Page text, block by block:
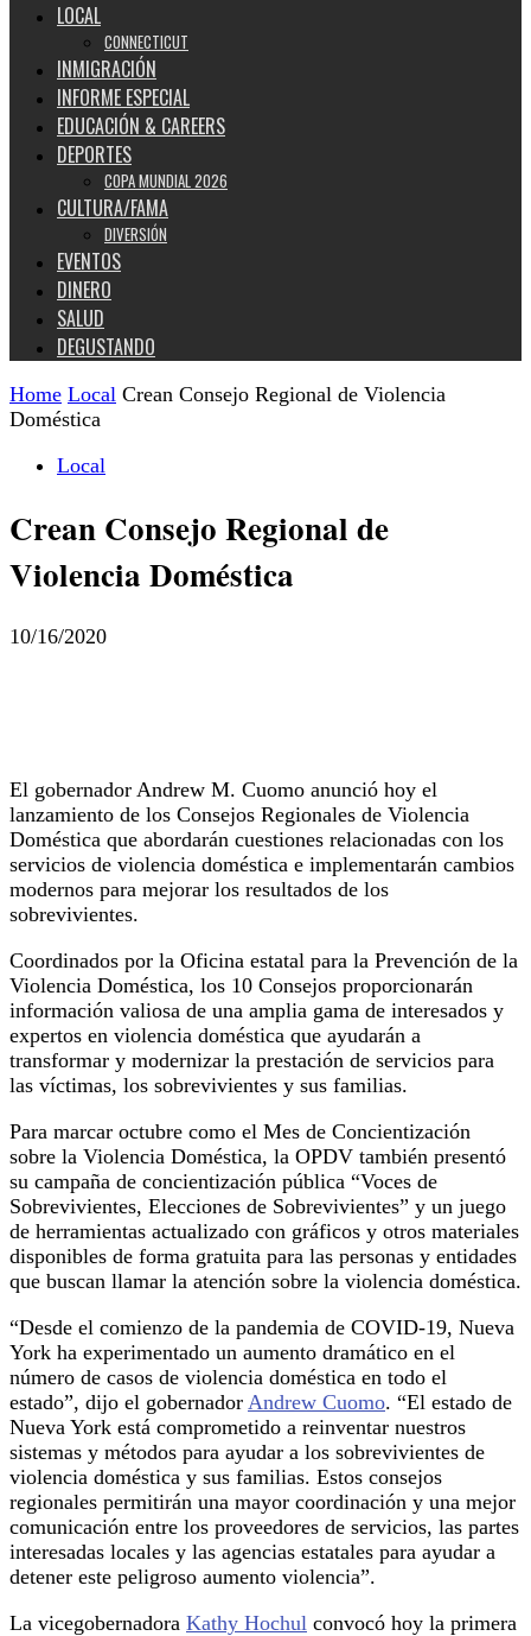
LOCAL
CONNECTICUT
INMIGRACIÓN
INFORME ESPECIAL
EDUCACIÓN & CAREERS
DEPORTES
COPA MUNDIAL 2026
CULTURA/FAMA
DIVERSIÓN
EVENTOS
DINERO
SALUD
DEGUSTANDO
Home Local Crean Consejo Regional de Violencia
Doméstica
Local
Crean Consejo Regional de
Violencia Doméstica
10/16/2020
El gobernador Andrew M. Cuomo anunció hoy el
lanzamiento de los Consejos Regionales de Violencia
Doméstica que abordarán cuestiones relacionadas con los
servicios de violencia doméstica e implementarán cambios
modernos para mejorar los resultados de los
sobrevivientes.
Coordinados por la Oficina estatal para la Prevención de la
Violencia Doméstica, los 10 Consejos proporcionarán
información valiosa de una amplia gama de interesados ​​y
expertos en violencia doméstica que ayudarán a
transformar y modernizar la prestación de servicios para
las víctimas, los sobrevivientes y sus familias.
Para marcar octubre como el Mes de Concientización
sobre la Violencia Doméstica, la OPDV también presentó
su campaña de concientización pública “Voces de
Sobrevivientes, Elecciones de Sobrevivientes” y un juego
de herramientas actualizado con gráficos y otros materiales
disponibles de forma gratuita para las personas y entidades
que buscan llamar la atención sobre la violencia doméstica.
“Desde el comienzo de la pandemia de COVID-19, Nueva
York ha experimentado un aumento dramático en el
número de casos de violencia doméstica en todo el
estado”, dijo el gobernador Andrew Cuomo. “El estado de
Nueva York está comprometido a reinventar nuestros
sistemas y métodos para ayudar a los sobrevivientes de
violencia doméstica y sus familias. Estos consejos
regionales permitirán una mayor coordinación y una mejor
comunicación entre los proveedores de servicios, las partes
interesadas locales y las agencias estatales para ayudar a
detener este peligroso aumento violencia”.
La vicegobernadora Kathy Hochul convocó hoy la primera